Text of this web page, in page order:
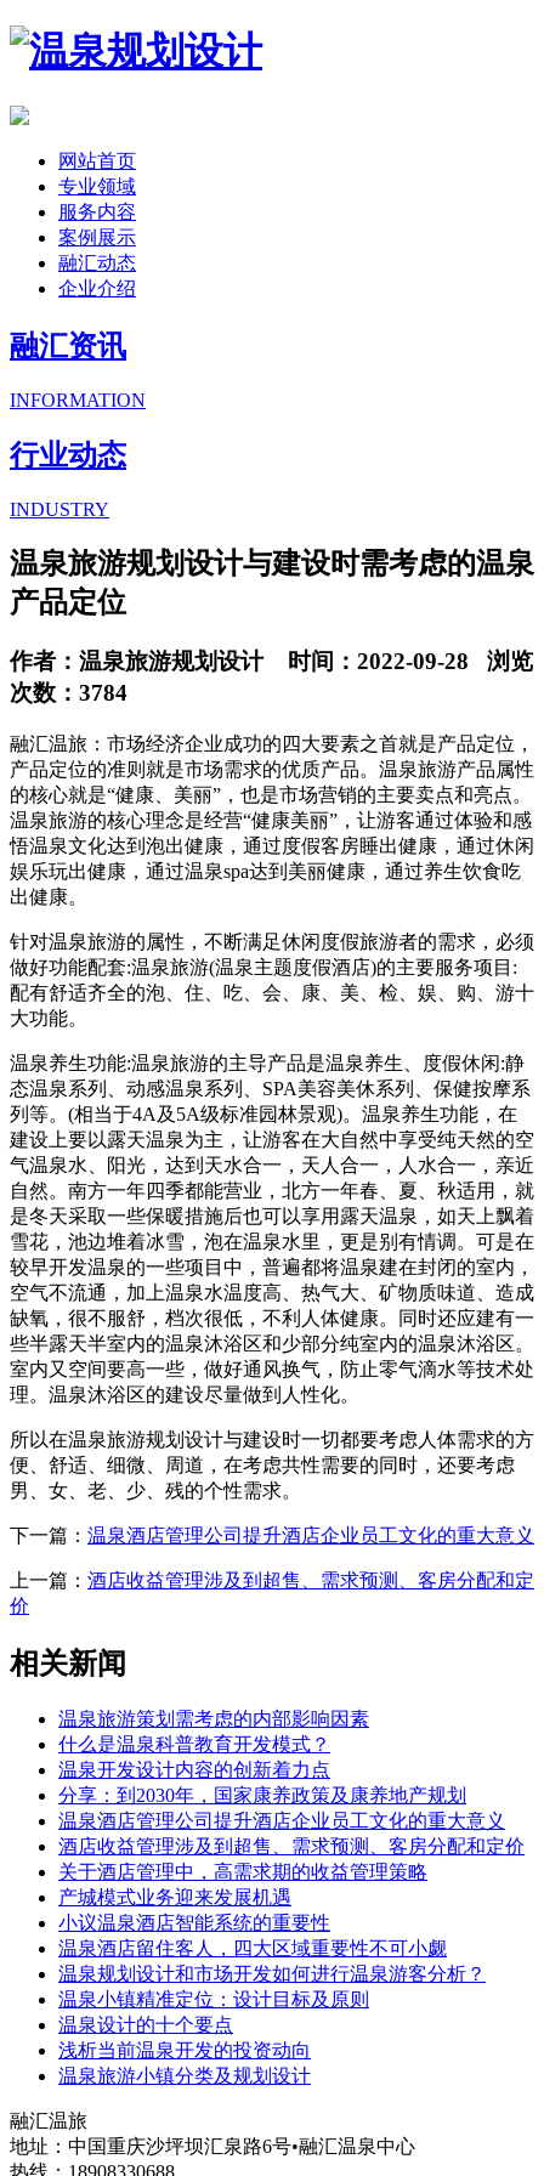
网站首页
专业领域
服务内容
案例展示
融汇动态
企业介绍
融汇资讯
INFORMATION
行业动态
INDUSTRY
温泉旅游规划设计与建设时需考虑的温泉
产品定位
作者：温泉旅游规划设计 时间：2022-09-28 浏览
次数：3784
融汇温旅：市场经济企业成功的四大要素之首就是产品定位，
产品定位的准则就是市场需求的优质产品。温泉旅游产品属性
的核心就是“健康、美丽”，也是市场营销的主要卖点和亮点。
温泉旅游的核心理念是经营“健康美丽”，让游客通过体验和感
悟温泉文化达到泡出健康，通过度假客房睡出健康，通过休闲
娱乐玩出健康，通过温泉spa达到美丽健康，通过养生饮食吃
出健康。
针对温泉旅游的属性，不断满足休闲度假旅游者的需求，必须
做好功能配套:温泉旅游(温泉主题度假酒店)的主要服务项目:
配有舒适齐全的泡、住、吃、会、康、美、检、娱、购、游十
大功能。
温泉养生功能:温泉旅游的主导产品是温泉养生、度假休闲:静
态温泉系列、动感温泉系列、SPA美容美休系列、保健按摩系
列等。(相当于4A及5A级标准园林景观)。温泉养生功能，在
建设上要以露天温泉为主，让游客在大自然中享受纯天然的空
气温泉水、阳光，达到天水合一，天人合一，人水合一，亲近
自然。南方一年四季都能营业，北方一年春、夏、秋适用，就
是冬天采取一些保暖措施后也可以享用露天温泉，如天上飘着
雪花，池边堆着冰雪，泡在温泉水里，更是别有情调。可是在
较早开发温泉的一些项目中，普遍都将温泉建在封闭的室内，
空气不流通，加上温泉水温度高、热气大、矿物质味道、造成
缺氧，很不服舒，档次很低，不利人体健康。同时还应建有一
些半露天半室内的温泉沐浴区和少部分纯室内的温泉沐浴区。
室内又空间要高一些，做好通风换气，防止零气滴水等技术处
理。温泉沐浴区的建设尽量做到人性化。
所以在温泉旅游规划设计与建设时一切都要考虑人体需求的方
便、舒适、细微、周道，在考虑共性需要的同时，还要考虑
男、女、老、少、残的个性需求。
下一篇： 温泉酒店管理公司提升酒店企业员工文化的重大意义
上一篇： 酒店收益管理涉及到超售、需求预测、客房分配和定
价
相关新闻
温泉旅游策划需考虑的内部影响因素
什么是温泉科普教育开发模式？
温泉开发设计内容的创新着力点
分享：到2030年，国家康养政策及康养地产规划
温泉酒店管理公司提升酒店企业员工文化的重大意义
酒店收益管理涉及到超售、需求预测、客房分配和定价
关于酒店管理中，高需求期的收益管理策略
产城模式业务迎来发展机遇
小议温泉酒店智能系统的重要性
温泉酒店留住客人，四大区域重要性不可小觑
温泉规划设计和市场开发如何进行温泉游客分析？
温泉小镇精准定位：设计目标及原则
温泉设计的十个要点
浅析当前温泉开发的投资动向
温泉旅游小镇分类及规划设计
融汇温旅
地址：中国重庆沙坪坝汇泉路6号•融汇温泉中心
热线：18908330688